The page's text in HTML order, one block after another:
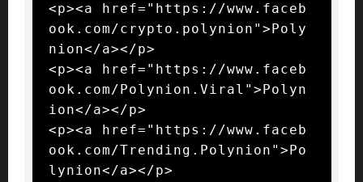
<p><a href="https://www.faceb
ook.com/crypto.polynion">Poly
nion</a></p>
<p><a href="https://www.faceb
ook.com/Polynion.Viral">Polyn
ion</a></p>
<p><a href="https://www.faceb
ook.com/Trending.Polynion">Po
lynion</a></p>